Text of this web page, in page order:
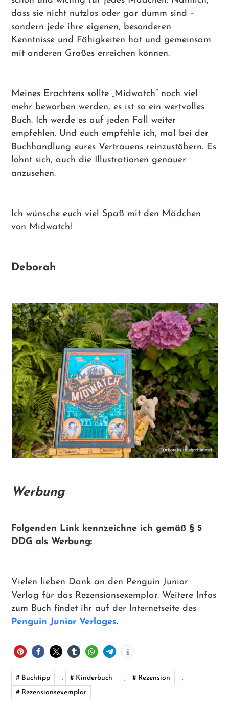
dass sie nicht nutzlos oder gar dumm sind –
sondern jede ihre eigenen, besonderen
Kenntnisse und Fähigkeiten hat und gemeinsam
mit anderen Großes erreichen können.
Meines Erachtens sollte „Midwatch“ noch viel
mehr beworben werden, es ist so ein wertvolles
Buch. Ich werde es auf jeden Fall weiter
empfehlen. Und euch empfehle ich, mal bei der
Buchhandlung eures Vertrauens reinzustöbern. Es
lohnt sich, auch die Illustrationen genauer
anzusehen.
Ich wünsche euch viel Spaß mit den Mädchen
von Midwatch!
Deborah
Werbung
Folgenden Link kennzeichne ich gemäß § 5
DDG als Werbung:
Vielen lieben Dank an den Penguin Junior
Verlag für das Rezensionsexemplar. Weitere Infos
zum Buch findet ihr auf der Internetseite des
Penguin Junior Verlages.
Buchtipp , Kinderbuch , Rezension
,
Rezensionsexemplar